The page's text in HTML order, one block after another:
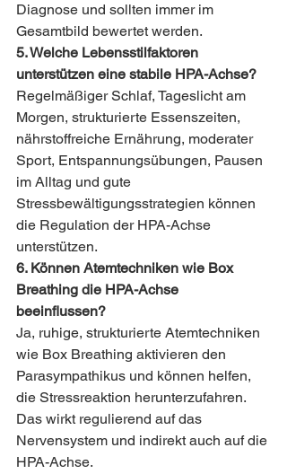
Diagnose und sollten immer im
Gesamtbild bewertet werden.
5. Welche Lebensstilfaktoren
unterstützen eine stabile HPA-Achse?
Regelmäßiger Schlaf, Tageslicht am
Morgen, strukturierte Essenszeiten,
nährstoffreiche Ernährung, moderater
Sport, Entspannungsübungen, Pausen
im Alltag und gute
Stressbewältigungsstrategien können
die Regulation der HPA-Achse
unterstützen.
6. Können Atemtechniken wie Box
Breathing die HPA-Achse
beeinflussen?
Ja, ruhige, strukturierte Atemtechniken
wie Box Breathing aktivieren den
Parasympathikus und können helfen,
die Stressreaktion herunterzufahren.
Das wirkt regulierend auf das
Nervensystem und indirekt auch auf die
HPA-Achse.